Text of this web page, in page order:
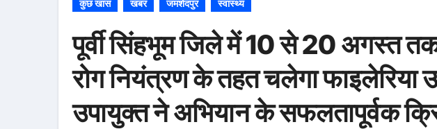
कुछ खास खबर जमशेदपुर स्वास्थ्य
पूर्वी सिंहभूम जिले में 10 से 20 अगस्त
रोग नियंत्रण के तहत चलेगा फाइलेरिया
उपायुक्त ने अभियान के सफलतापूर्वक